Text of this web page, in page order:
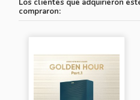
Los clientes que adquirieron
compraron: